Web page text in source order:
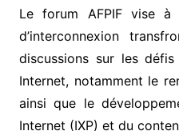
Le forum AFPIF vise à
d’interconnexion
discussions sur les
Internet, notamment le
ainsi que le
Internet (IXP) et du